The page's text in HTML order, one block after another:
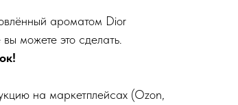
ароматом Dior
можете это сделать.
на маркетплейсах (Ozon,